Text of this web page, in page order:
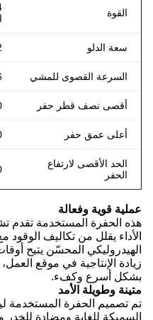
القوة
سعة الدلو
السرعة القصوى للمشي
أقصى نصف قطر حفر
أعلى عمق حفر
الحد الأقصى لارتفاع
الحفر
عملية قوية وفعالة
هذه الحفرة المستخدمة تقدم
الأداء يقلل من تكاليف
الهيدروليكي المحسّن يتيح
زيادة الإنتاجية في موقع
بشكل أسرع وكفء.
متينة وطويلة الأمد
تم تصميم الحفرة المستخدمة
السميكة للغاية ومضادة للخدر